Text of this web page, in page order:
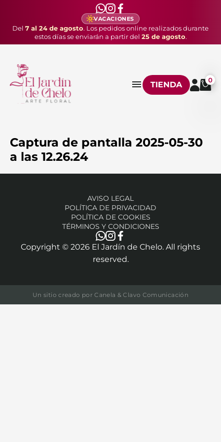
VACACIONES
Del 7 al 24 de agosto. Los pedidos online realizados durante
estos días se enviarán a partir del 25 de agosto.
TIENDA 0
Captura de pantalla 2025-05-30
a las 12.26.24
Copyright © 2026 El Jardín de Chelo. All rights
reserved.
AVISO LEGAL
POLÍTICA DE PRIVACIDAD
POLÍTICA DE COOKIES
TÉRMINOS Y CONDICIONES
Un sitio creado porCanela & Clavo Comunicación